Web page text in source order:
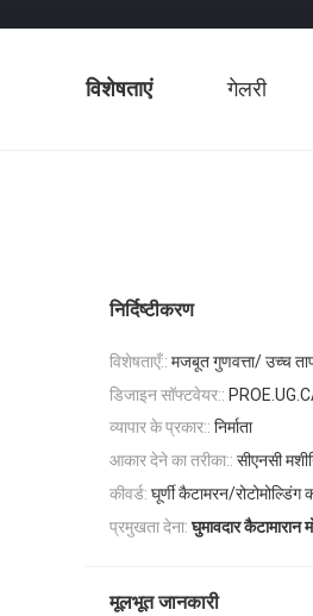
विशेषताएं गेलरी
निर्दिष्टीकरण
विशेषताएँ:: मजबूत गुणवत्ता/ उच्च
डिजाइन सॉफ्टवेयर::
व्यापार के प्रकार:: निर्माता
आकार देने का तरीका:: सीएनसी
कीवर्ड: घूर्णी कैटामरन/रोटोमोल्डिंग
प्रमुखता देना: घुमावदार कैटामारान
मूलभूत जानकारी